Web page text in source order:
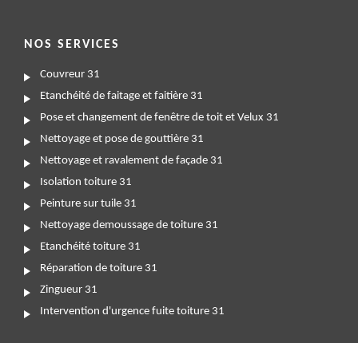
NOS SERVICES
Couvreur 31
Etanchéité de faitage et faitière 31
Pose et changement de fenêtre de toit et Velux 31
Nettoyage et pose de gouttière 31
Nettoyage et ravalement de façade 31
Isolation toiture 31
Peinture sur tuile 31
Nettoyage demoussage de toiture 31
Etanchéité toiture 31
Réparation de toiture 31
Zingueur 31
Intervention d'urgence fuite toiture 31